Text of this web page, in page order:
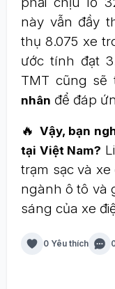
này vẫn đầy
thụ 8.075 xe
ước tính đạt
TMT cũng sẽ
nhân để đáp
🔥 Vậy, bạn
tại Việt Nam?
trạm sạc và
ngành ô tô và
sáng của xe
0 Yêu thích